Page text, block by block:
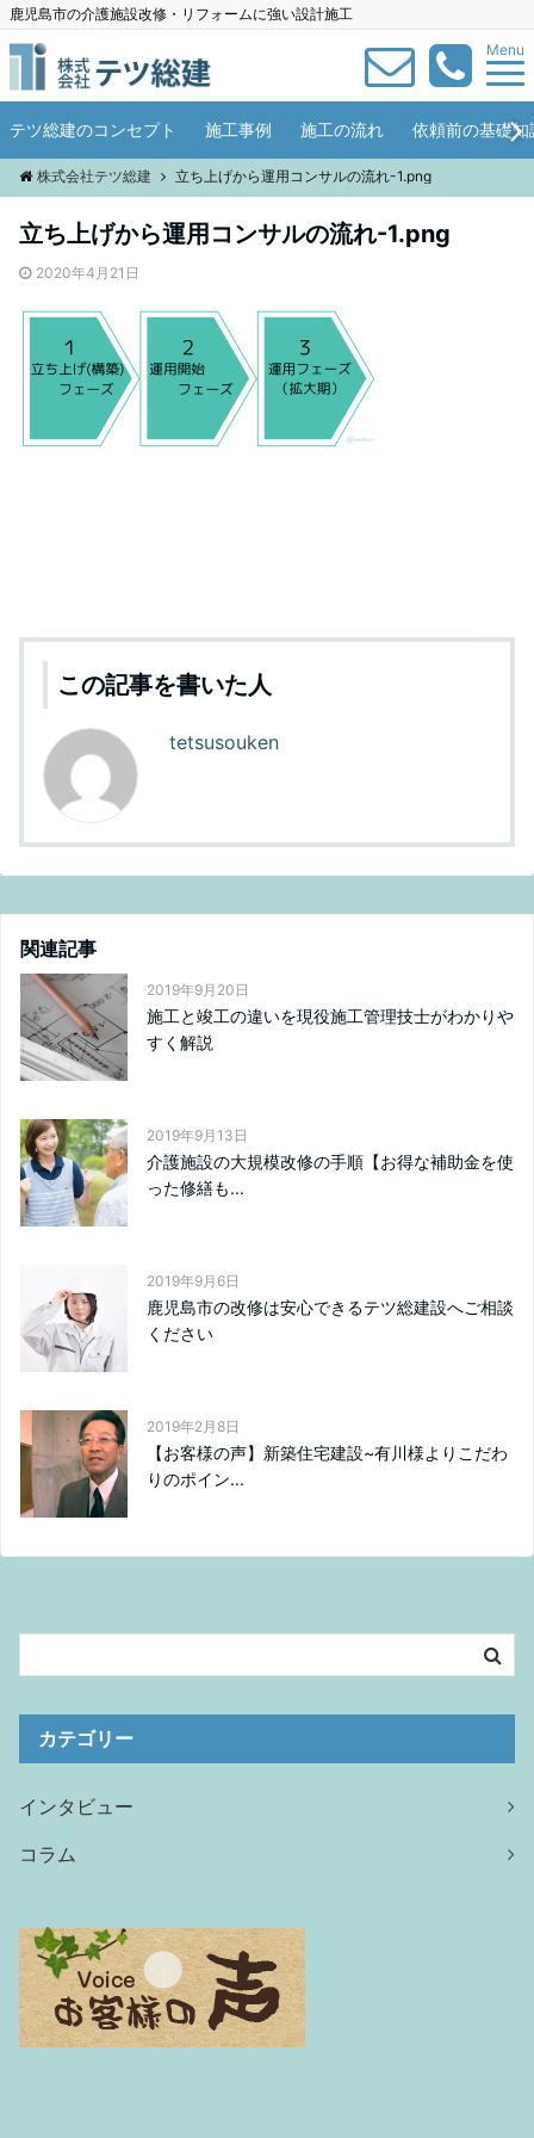
鹿児島市の介護施設改修・リフォームに強い設計施工
Menu
テツ総建のコンセプト 施工事例 施工の流れ 依頼前の基礎知
株式会社テツ総建 立ち上げから運用コンサルの流れ-1.png
立ち上げから運用コンサルの流れ-1.png
2020年4月21日
この記事を書いた人
tetsusouken
関連記事
2019年9月20日
施工と竣工の違いを現役施工管理技士がわかりや
すく解説
2019年9月13日
介護施設の大規模改修の手順【お得な補助金を使
った修繕も...
2019年9月6日
鹿児島市の改修は安心できるテツ総建設へご相談
ください
2019年2月8日
【お客様の声】新築住宅建設~有川様よりこだわ
りのポイン...
カテゴリー
インタビュー
コラム